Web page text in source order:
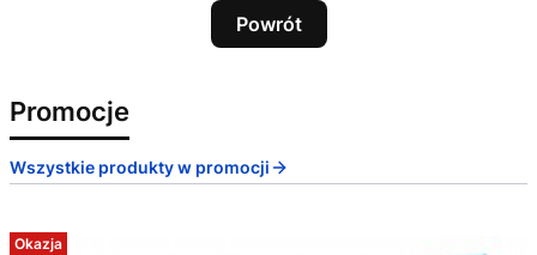
Powrót
Promocje
Wszystkie produkty w promocji
Okazja